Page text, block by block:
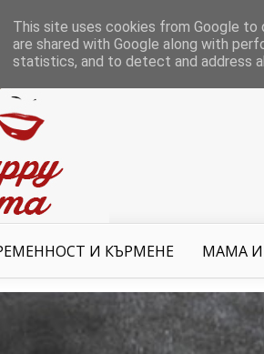
И КЪРМЕНЕ МАМА И
This site uses cookies from Google to
are shared with Google along with
statistics, and to detect and address